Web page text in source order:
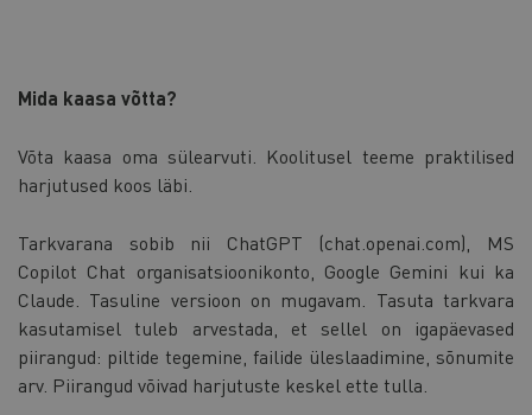
Mida kaasa võtta?
Võta kaasa oma sülearvuti. Koolitusel teeme praktilised
harjutused koos läbi.
Tarkvarana sobib nii ChatGPT (chat.openai.com), MS
Copilot Chat organisatsioonikonto, Google Gemini kui ka
Claude. Tasuline versioon on mugavam. Tasuta tarkvara
kasutamisel tuleb arvestada, et sellel on igapäevased
piirangud: piltide tegemine, failide üleslaadimine, sõnumite
arv. Piirangud võivad harjutuste keskel ette tulla.